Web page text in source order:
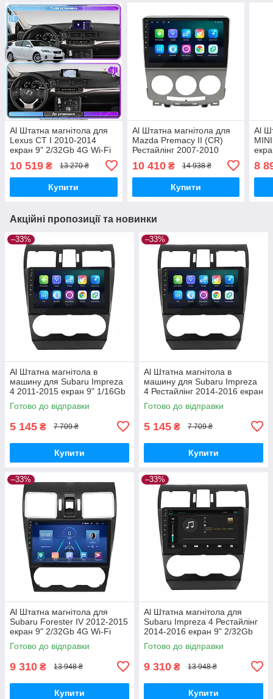
Al Штатна магнітола для
Lexus CT I 2010-2014
екран 9" 2/32Gb 4G Wi-Fi
10 519 ₴ 13 270 ₴
Купити
Al Штатна магнітола для
Mazda Premacy II (CR)
Рестайлінг 2007-2010
екран 9" 4/64Gb 4G Wi-Fi
GPS Top
10 410₴ 14 938 ₴
Купити
Al
8
Акційні пропозиції та новинки
–33%
Al Штатна магнітола в
машину для Subaru Impreza
4 2011-2015 екран 9" 1/16Gb
Wi-Fi GPS Base
Готово до відправки
5 145 ₴ 7 709 ₴
Купити
–33%
Al Штатна магнітола в
машину для Subaru Impreza
4 Рестайлінг 2014-2016 екран
9" 1/16Gb Wi-Fi GPS Base
Готово до відправки
5 145 ₴ 7 709 ₴
Купити
–33%
Al Штатна магнітола для
Subaru Forester IV 2012-2015
екран 9" 2/32Gb 4G Wi-Fi
GPS Top Android
Готово до відправки
9 310 ₴ 13 948 ₴
Купити
–33%
Al Штатна магнітола для
Subaru Impreza 4 Рестайлінг
2014-2016 екран 9" 2/32Gb
4G Wi-Fi GPS Top Android
Готово до відправки
9 310 ₴ 13 948 ₴
Купити